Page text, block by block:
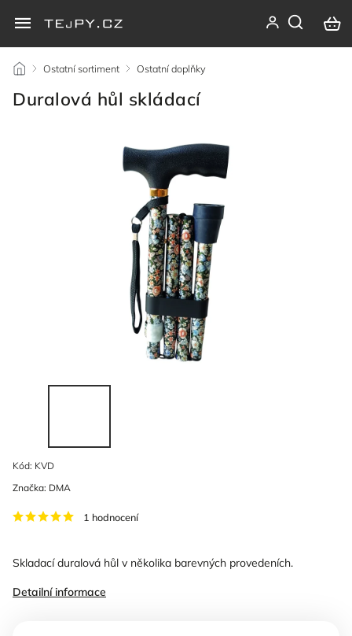
/ Ostatní sortiment / Ostatní doplňky
Duralová hůl skládací
Kód: KVD
1 hodnocení
Skladací duralová hůl v několika barevných provedeních.
Detailní informace
Značka: DMA